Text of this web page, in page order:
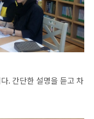
. 간단한 설명을 듣고 차